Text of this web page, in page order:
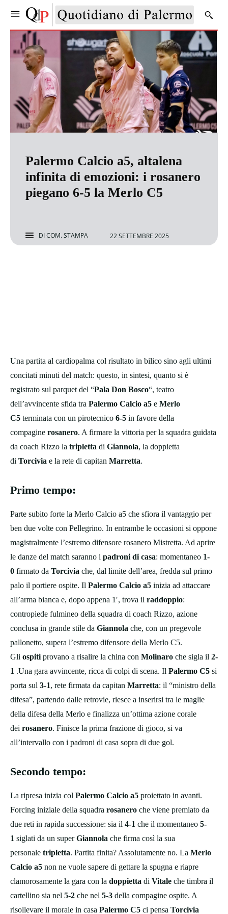
Palermo Calcio a5, altalena
infinita di emozioni: i rosanero
piegano 6-5 la Merlo C5
DICOM. STAMPA 22 SETTEMBRE 2025
Una partita al cardiopalma col risultato in bilico sino agli ultimi
concitati minuti del match: questo, in sintesi, quanto si è
registrato sul parquet del “Pala Don Bosco“, teatro
dell’avvincente sfida tra Palermo Calcio a5 e Merlo
C5 terminata con un pirotecnico 6-5 in favore della
compagine rosanero. A firmare la vittoria per la squadra guidata
da coach Rizzo la tripletta di Giannola, la doppietta
di Torcivia e la rete di capitan Marretta.
Primo tempo:
Parte subito forte la Merlo Calcio a5 che sfiora il vantaggio per
ben due volte con Pellegrino. In entrambe le occasioni si oppone
magistralmente l’estremo difensore rosanero Mistretta. Ad aprire
le danze del match saranno i padroni di casa: momentaneo 1-
0 firmato da Torcivia che, dal limite dell’area, fredda sul primo
palo il portiere ospite. Il Palermo Calcio a5 inizia ad attaccare
all’arma bianca e, dopo appena 1′, trova il raddoppio:
contropiede fulmineo della squadra di coach Rizzo, azione
conclusa in grande stile da Giannola che, con un pregevole
pallonetto, supera l’estremo difensore della Merlo C5.
Gli ospiti provano a risalire la china con Molinaro che sigla il 2-
1 .Una gara avvincente, ricca di colpi di scena. Il Palermo C5 si
porta sul 3-1, rete firmata da capitan Marretta: il “ministro della
difesa”, partendo dalle retrovie, riesce a inserirsi tra le maglie
della difesa della Merlo e finalizza un’ottima azione corale
dei rosanero. Finisce la prima frazione di gioco, si va
all’intervallo con i padroni di casa sopra di due gol.
Secondo tempo:
La ripresa inizia col Palermo Calcio a5 proiettato in avanti.
Forcing iniziale della squadra rosanero che viene premiato da
due reti in rapida successione: sia il 4-1 che il momentaneo 5-
1 siglati da un superGiannola che firma così la sua
personale tripletta. Partita finita? Assolutamente no. La Merlo
Calcio a5 non ne vuole sapere di gettare la spugna e riapre
clamorosamente la gara con la doppietta di Vitale che timbra il
cartellino sia nel 5-2 che nel 5-3 della compagine ospite. A
risollevare il morale in casa Palermo C5 ci pensa Torcivia